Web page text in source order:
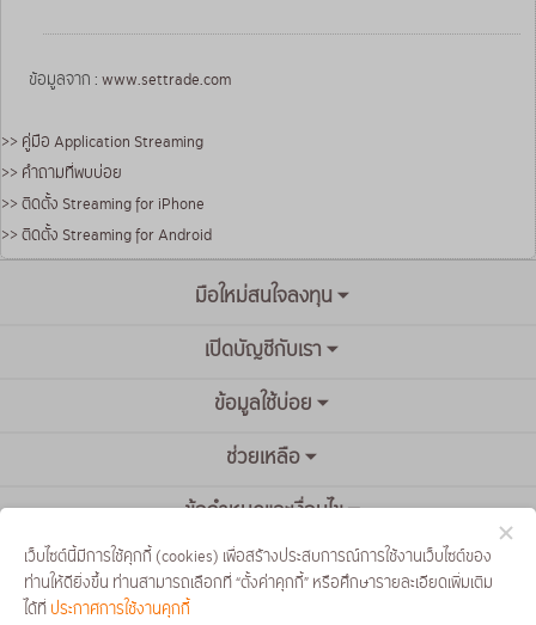
ข้อมูลจาก : www.settrade.com
>> คู่มือ Application Streaming
>> คำถามที่พบบ่อย
>> ติดตั้ง Streaming for iPhone
>> ติดตั้ง Streaming for Android
มือใหม่สนใจลงทุน
เปิดบัญชีกับเรา
ข้อมูลใช้บ่อย
ช่วยเหลือ
ข้อกำหนดและเงื่อนไข
เว็บไซต์นี้มีการใช้คุกกี้ (cookies) เพื่อสร้างประสบการณ์การใช้งานเว็บไซต์ของ
ท่านให้ดียิ่งขึ้น ท่านสามารถเลือกที่ “ตั้งค่าคุกกี้” หรือศึกษารายละเอียดเพิ่มเติม
ได้ที่ ประกาศการใช้งานคุกกี้